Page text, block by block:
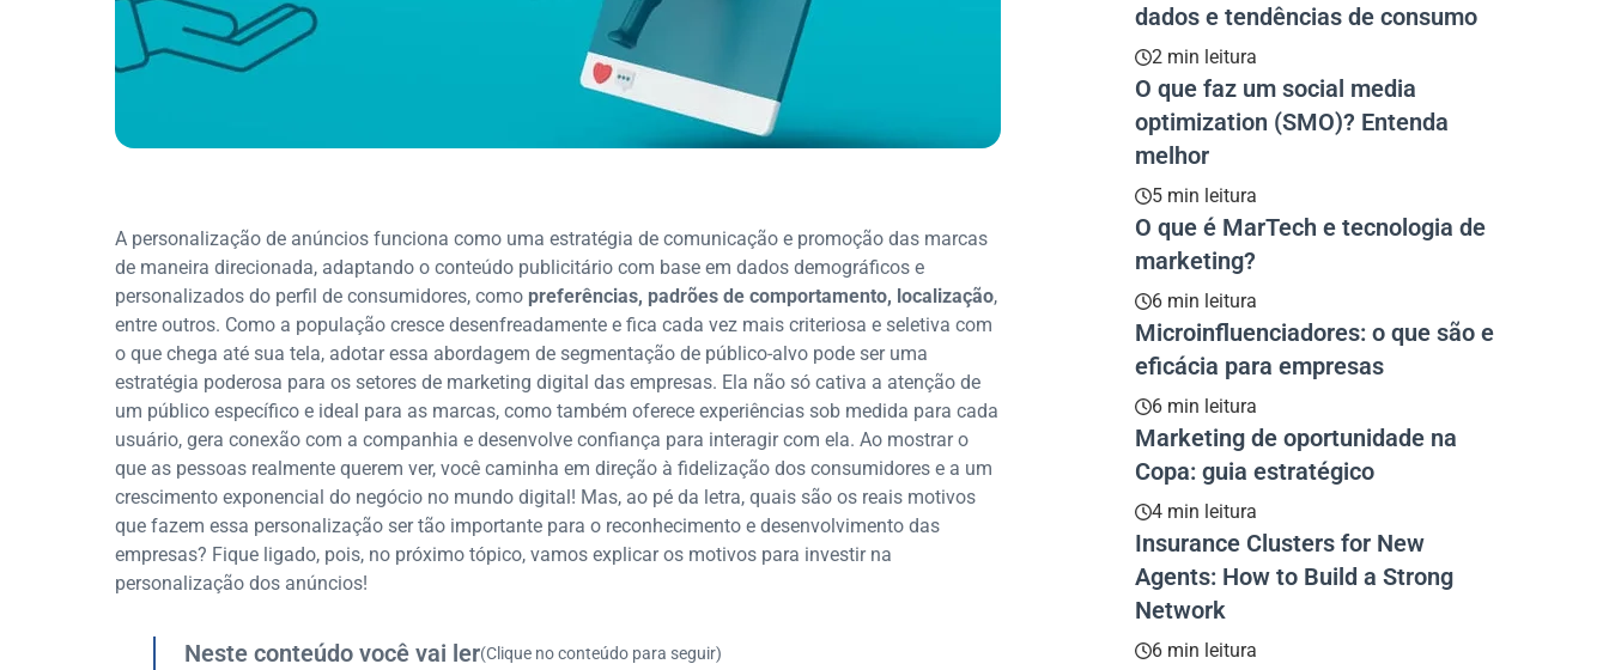
A personalização de anúncios funciona como uma estratégia de comunicação e promoção das marcas
de maneira direcionada, adaptando o conteúdo publicitário com base em dados demográficos e
personalizados do perfil de consumidores, como preferências, padrões de comportamento, localização,
entre outros. Como a população cresce desenfreadamente e fica cada vez mais criteriosa e seletiva com
o que chega até sua tela, adotar essa abordagem de segmentação de público-alvo pode ser uma
estratégia poderosa para os setores de marketing digital das empresas. Ela não só cativa a atenção de
um público específico e ideal para as marcas, como também oferece experiências sob medida para cada
usuário, gera conexão com a companhia e desenvolve confiança para interagir com ela. Ao mostrar o
que as pessoas realmente querem ver, você caminha em direção à fidelização dos consumidores e a um
crescimento exponencial do negócio no mundo digital! Mas, ao pé da letra, quais são os reais motivos
que fazem essa personalização ser tão importante para o reconhecimento e desenvolvimento das
empresas? Fique ligado, pois, no próximo tópico, vamos explicar os motivos para investir na
personalização dos anúncios!
Neste conteúdo você vai ler(Clique no conteúdo para seguir)
dados e tendências de consumo
2 min leitura
O que faz um social media
optimization (SMO)? Entenda
melhor
5 min leitura
O que é MarTech e tecnologia de
marketing?
6 min leitura
Microinfluenciadores: o que são e
eficácia para empresas
6 min leitura
Marketing de oportunidade na
Copa: guia estratégico
4 min leitura
Insurance Clusters for New
Agents: How to Build a Strong
Network
6 min leitura